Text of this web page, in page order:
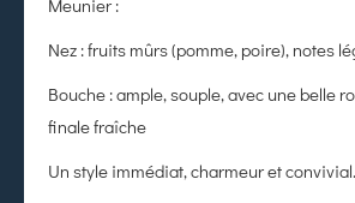
Nez : fruits mûrs (pomme, poire), notes
Bouche : ample, souple, avec une belle
finale fraîche
Un style immédiat, charmeur et convivial.